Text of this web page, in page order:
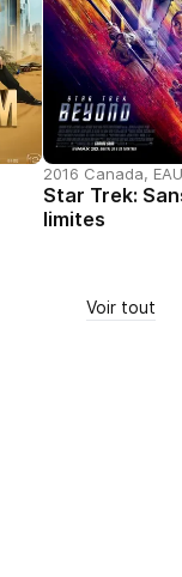
2016 Canada,
Star Trek:
limites
Voir tout